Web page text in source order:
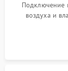
Подключение
воздуха и
электронным